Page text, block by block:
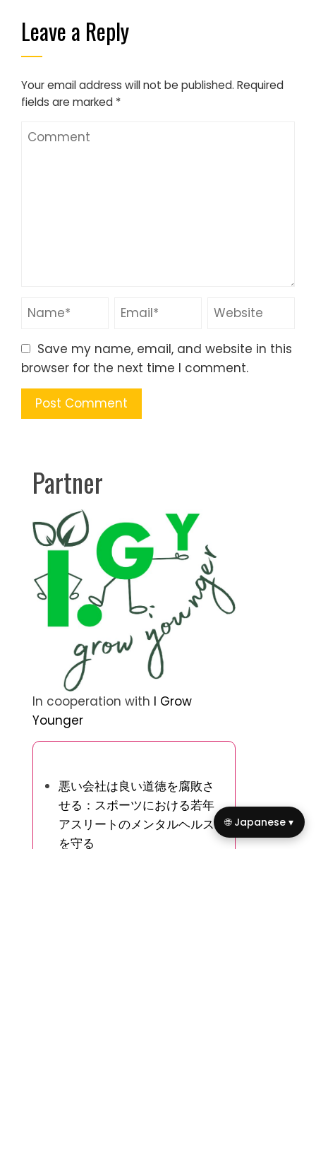
Leave a Reply
Your email address will not be published. Required
fields are marked *
Save my name, email, and website in this
browser for the next time I comment.
Partner
In cooperation with I Grow
Younger
悪い会社は良い道徳を腐敗さ
せる：スポーツにおける若年
アスリートのメンタルヘルス
を守る
🌐 Japanese ▾